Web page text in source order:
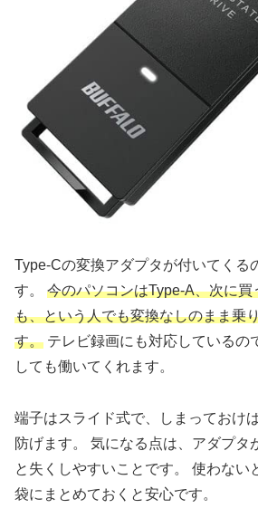
Type-Cの変換アダプタが付いてくる
す。 今のパソコンはType-A、次に買
も、という人でも変換なしのまま乗
す。 テレビ録画にも対応しているの
しても働いてくれます。
端子はスライド式で、しまっておけ
防げます。 気になる点は、アダプタ
と失くしやすいことです。 使わない
袋にまとめておくと安心です。